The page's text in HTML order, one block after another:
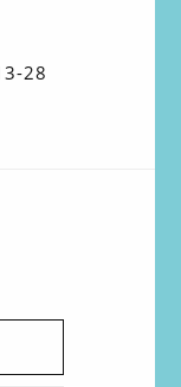
28